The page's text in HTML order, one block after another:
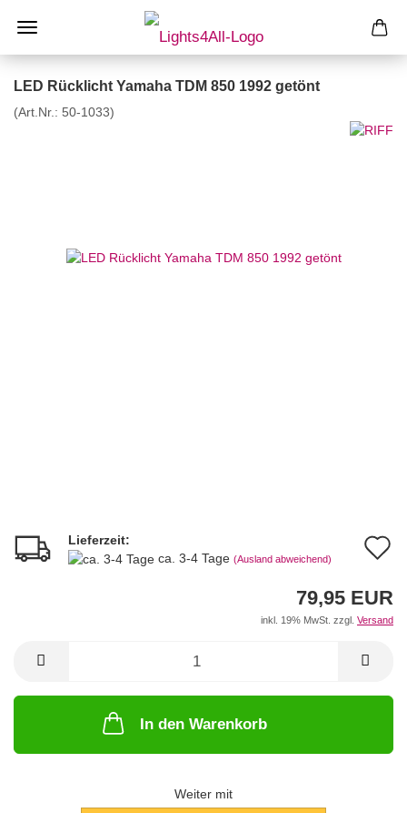
LED Rücklicht Yamaha TDM 850 1992 getönt
(Art.Nr.: 50-1033)
Lieferzeit:
ca. 3-4 Tage (Ausland abweichend)
79,95 EUR
inkl. 19% MwSt. zzgl. Versand
In den Warenkorb
Weiter mit